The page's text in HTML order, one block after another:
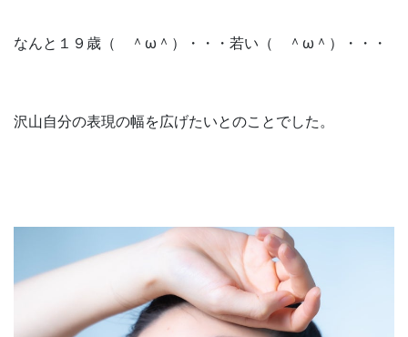
なんと１９歳（ ＾ω＾）・・・若い（ ＾ω＾）・・・
沢山自分の表現の幅を広げたいとのことでした。